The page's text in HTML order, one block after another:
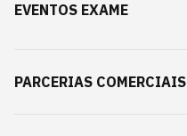
EVENTOS EXAME
PARCERIAS COMERCIAIS